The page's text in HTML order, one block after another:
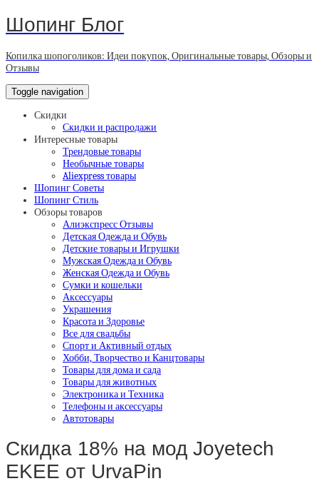
Шопинг Блог
Копилка шопоголиков: Идеи покупок, Оригинальные товары, Обзоры и
Отзывы
Toggle navigation
Скидки
Скидки и распродажи
Интересные товары
Трендовые товары
Необычные товары
Aliexpress товары
Шопинг Советы
Шопинг Стиль
Обзоры товаров
Алиэкспресс Отзывы
Детская Одежда и Обувь
Детские товары и Игрушки
Мужская Одежда и Обувь
Женская Одежда и Обувь
Сумки и кошельки
Аксессуары
Украшения
Красота и Здоровье
Все для свадьбы
Спорт и Активный отдых
Хобби, Творчество и Канцтовары
Товары для дома и сада
Товары для животных
Электроника и Техника
Телефоны и аксессуары
Автотовары
Скидка 18% на мод Joyetech
EKEE от UrvaPin